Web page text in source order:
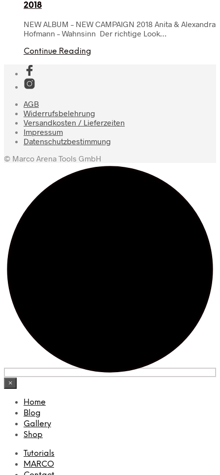
2018
NEW ALBUM – NEW CAMPAIGN 2018 Anita & Alexandra
Hofmann – Wahnsinn Der richtige Look…
Continue Reading
AGB
Widerrufsbelehrung
Versandkosten / Lieferzeiten
Impressum
Datenschutzbestimmung
© Marco Arena Tools GmbH
×
Home
Blog
Gallery
Shop
Tutorials
MARCO